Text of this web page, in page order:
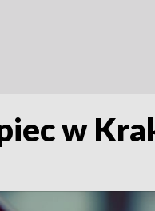
w